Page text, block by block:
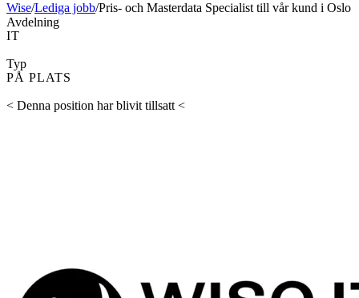
Wise/Lediga jobb/Pris- och Masterdata Specialist till vår kund i Oslo
Avdelning
IT
Typ
PÅ PLATS
< Denna position har blivit tillsatt <